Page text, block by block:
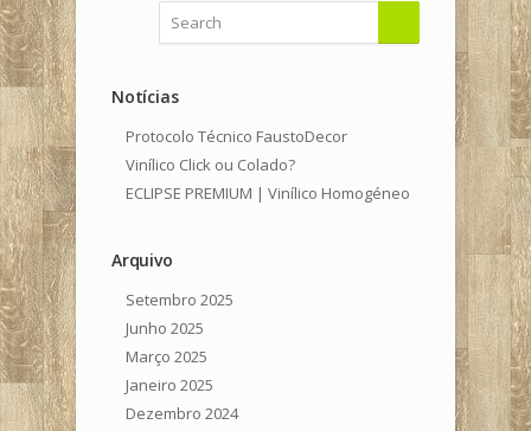
Notícias
Protocolo Técnico FaustoDecor
Vinílico Click ou Colado?
ECLIPSE PREMIUM | Vinílico Homogéneo
Arquivo
Setembro 2025
Junho 2025
Março 2025
Janeiro 2025
Dezembro 2024